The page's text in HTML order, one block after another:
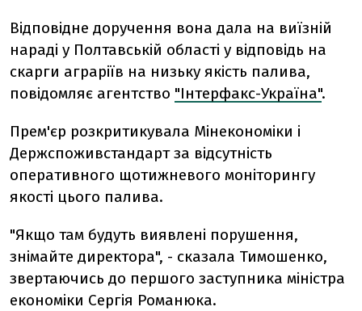
Відповідне доручення вона дала на виїзній
нараді у Полтавській області у відповідь на
скарги аграріїв на низьку якість палива,
повідомляє агентство "Інтерфакс-Україна".
Прем'єр розкритикувала Мінекономіки і
Держспоживстандарт за відсутність
оперативного щотижневого моніторингу
якості цього палива.
"Якщо там будуть виявлені порушення,
знімайте директора", - сказала Тимошенко,
звертаючись до першого заступника міністра
економіки Сергія Романюка.